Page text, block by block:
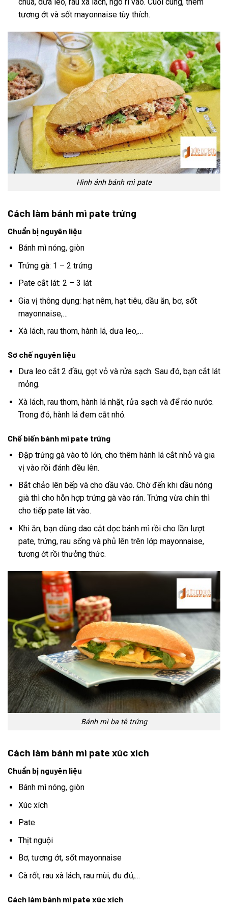
tương ớt và sốt mayonnaise tùy thích.
Hình ảnh bánh mì pate
Cách làm bánh mì pate trứng
Chuẩn bị nguyên liệu
Bánh mì nóng, giòn
Trứng gà: 1 – 2 trứng
Pate cắt lát: 2 – 3 lát
Gia vị thông dụng: hạt nêm, hạt tiêu, dầu ăn, bơ, sốt
mayonnaise,…
Xà lách, rau thơm, hành lá, dưa leo,…
Sơ chế nguyên liệu
Dưa leo cắt 2 đầu, gọt vỏ và rửa sạch. Sau đó, bạn cắt lát
mỏng.
Xà lách, rau thơm, hành lá nhặt, rửa sạch và để ráo nước.
Trong đó, hành lá đem cắt nhỏ.
Chế biến bánh mì pate trứng
Đập trứng gà vào tô lớn, cho thêm hành lá cắt nhỏ và gia
vị vào rồi đánh đều lên.
Bắt chảo lên bếp và cho dầu vào. Chờ đến khi dầu nóng
già thì cho hỗn hợp trứng gà vào rán. Trứng vừa chín thì
cho tiếp pate lát vào.
Khi ăn, bạn dùng dao cắt dọc bánh mì rồi cho lần lượt
pate, trứng, rau sống và phủ lên trên lớp mayonnaise,
tương ớt rồi thưởng thức.
Bánh mì ba tê trứng
Cách làm bánh mì pate xúc xích
Chuẩn bị nguyên liệu
Bánh mì nóng, giòn
Xúc xích
Pate
Thịt nguội
Bơ, tương ớt, sốt mayonnaise
Cà rốt, rau xà lách, rau mùi, đu đủ,…
Cách làm bánh mì pate xúc xích